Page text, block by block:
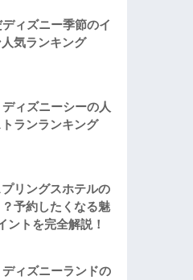
ィズニー季節のイ
気ランキング
ディズニーシーの人
ランランキング
リングスホテルの
予約したくなる魅
ントを完全解説！
ディズニーランドの